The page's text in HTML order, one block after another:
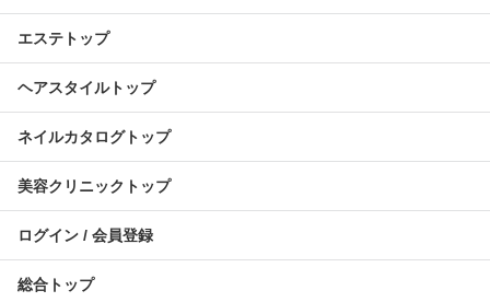
エステトップ
ヘアスタイルトップ
ネイルカタログトップ
美容クリニックトップ
ログイン / 会員登録
総合トップ